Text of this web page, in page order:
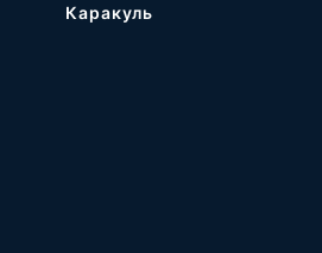
Каракуль